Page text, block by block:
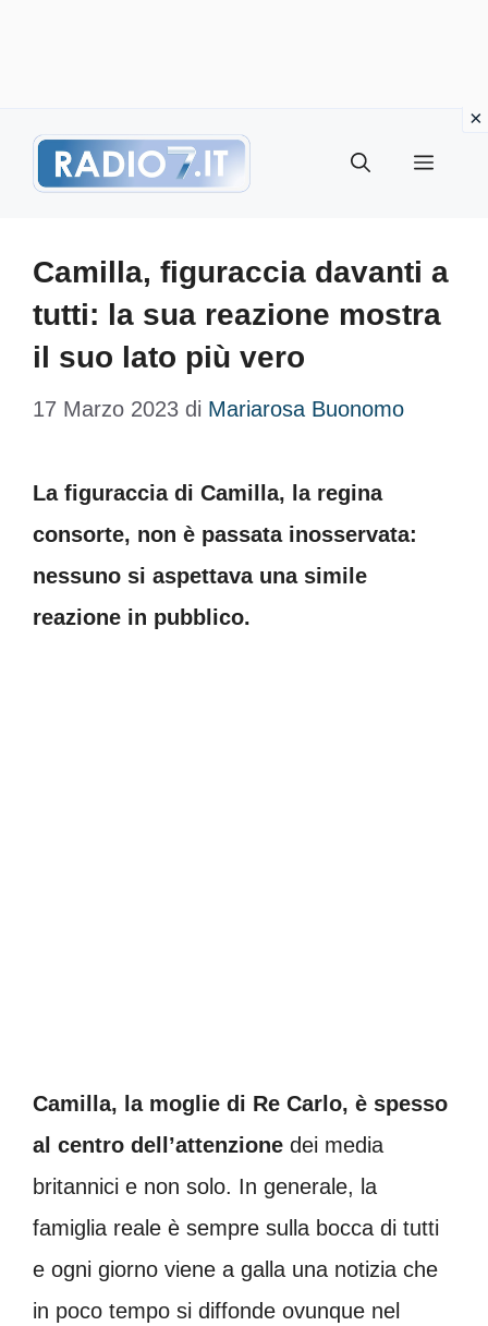
Menu
Camilla, figuraccia davanti a
tutti: la sua reazione mostra
il suo lato più vero
17 Marzo 2023 di Mariarosa Buonomo
La figuraccia di Camilla, la regina
consorte, non è passata inosservata:
nessuno si aspettava una simile
reazione in pubblico.
Camilla, la moglie di Re Carlo, è spesso
al centro dell’attenzione dei media
britannici e non solo. In generale, la
famiglia reale è sempre sulla bocca di tutti
e ogni giorno viene a galla una notizia che
in poco tempo si diffonde ovunque nel